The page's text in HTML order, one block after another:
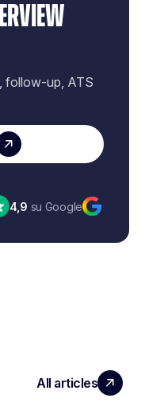
follow-up, ATS
4,9 su Google
All articles